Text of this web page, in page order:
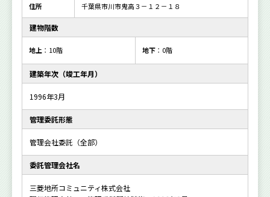
住所 千葉県市川市鬼高３－１２－１８
建物階数
地上 ：10階 地下：0階
建築年次（竣工年月）
1996年3月
管理委託形態
管理会社委託（全部）
委託管理会社名
三菱地所コミュニティ株式会社